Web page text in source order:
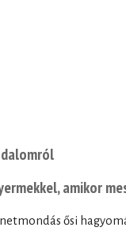
amikor
ősi